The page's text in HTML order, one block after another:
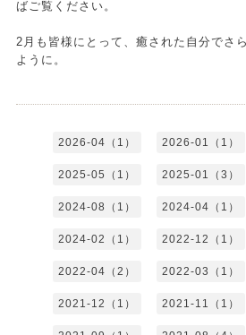
ばご覧ください。
2月も皆様にとって、癒された自分でさ
ように。
2026-04（1） 2026-01（1）
2025-05（1） 2025-01（3）
2024-08（1） 2024-04（1）
2024-02（1） 2022-12（1）
2022-04（2） 2022-03（1）
2021-12（1） 2021-11（1）